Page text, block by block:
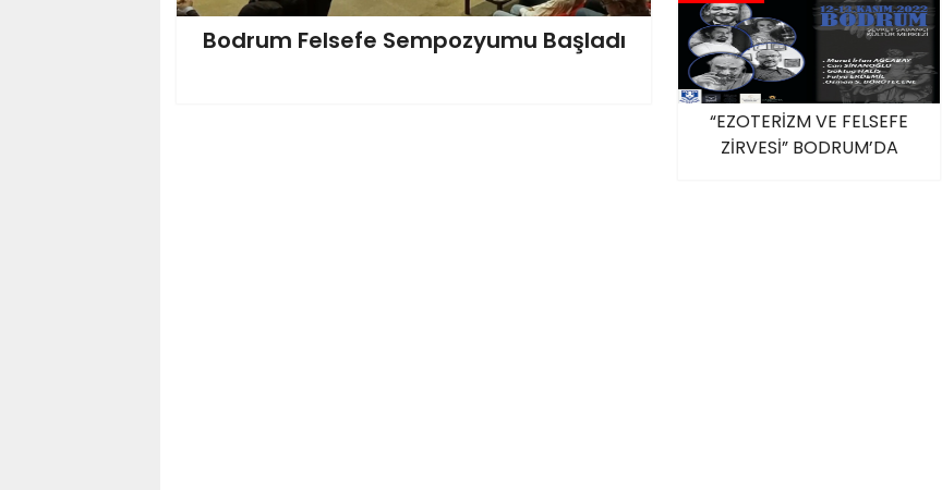
Bodrum Felsefe Sempozyumu Başladı
“EZOTERİZM VE FELSEFE
ZİRVESİ” BODRUM’DA